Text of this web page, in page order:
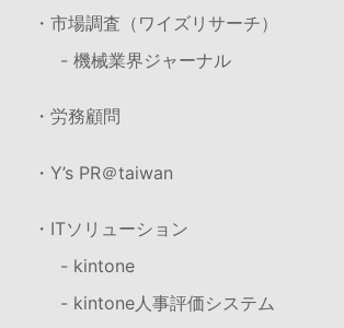
・市場調査（ワイズリサーチ）
- 機械業界ジャーナル
・労務顧問
・Y’s PR＠taiwan
・ITソリューション
- kintone
- kintone人事評価システム